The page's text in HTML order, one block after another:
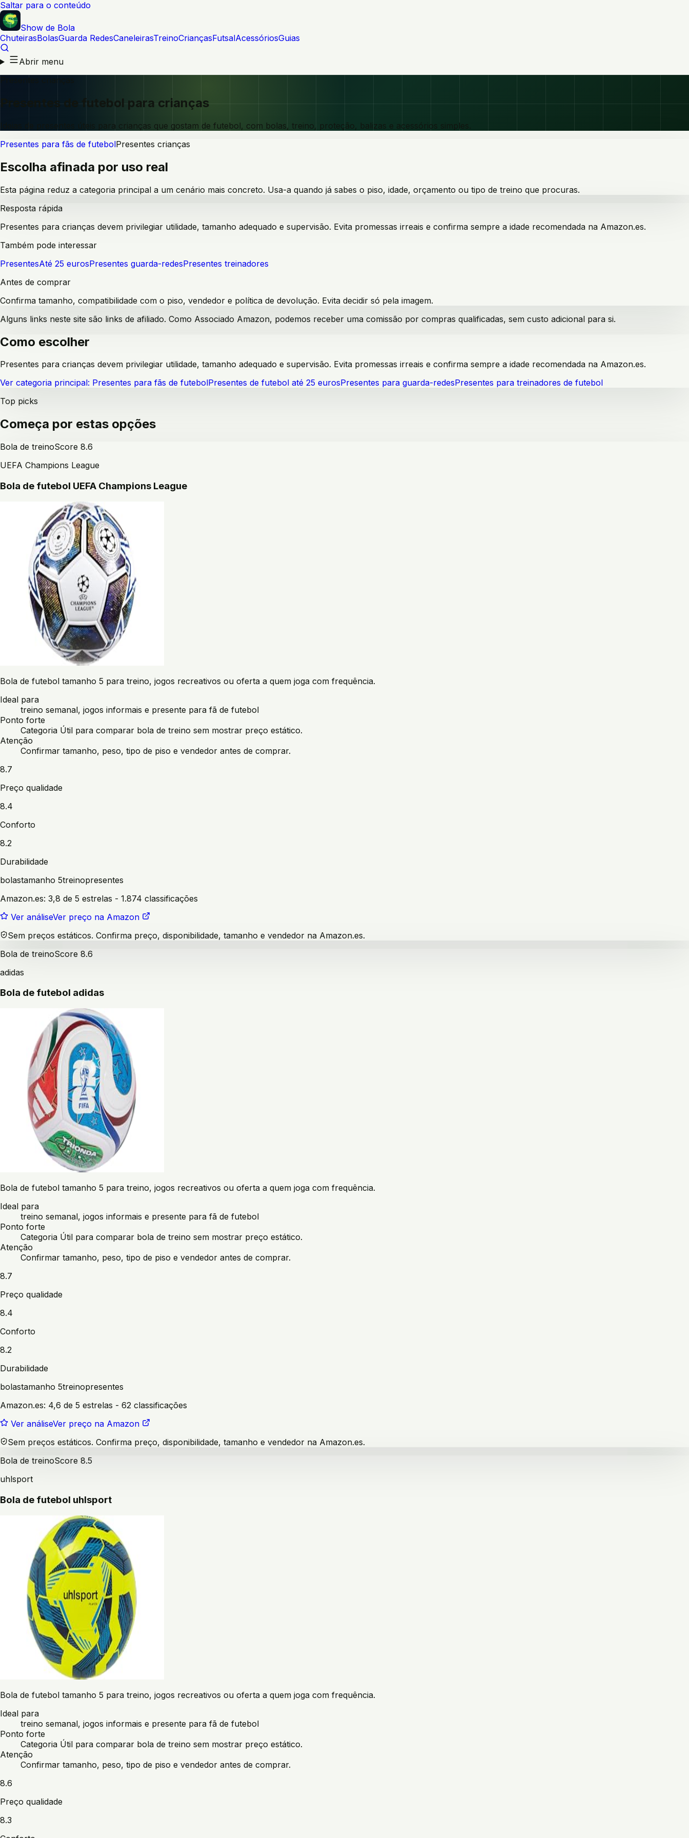
Saltar para o conteúdo
Show de Bola
ChuteirasBolasGuarda RedesCaneleirasTreinoCriançasFutsalAcessóriosGuias
Abrir menu
Presentes crianças
Presentes de futebol para crianças
Ideias de presentes úteis para crianças que gostam de futebol, com bolas, treino, proteção, balizas e acessórios simples.
Presentes para fãs de futebolPresentes crianças
Escolha afinada por uso real
Esta página reduz a categoria principal a um cenário mais concreto. Usa-a quando já sabes o piso, idade, orçamento ou tipo de treino que procuras.
Resposta rápida
Presentes para crianças devem privilegiar utilidade, tamanho adequado e supervisão. Evita promessas irreais e confirma sempre a idade recomendada na Amazon.es.
Também pode interessar
PresentesAté 25 eurosPresentes guarda-redesPresentes treinadores
Antes de comprar
Confirma tamanho, compatibilidade com o piso, vendedor e política de devolução. Evita decidir só pela imagem.
Alguns links neste site são links de afiliado. Como Associado Amazon, podemos receber uma comissão por compras qualificadas, sem custo adicional para si.
Como escolher
Presentes para crianças devem privilegiar utilidade, tamanho adequado e supervisão. Evita promessas irreais e confirma sempre a idade recomendada na Amazon.es.
Ver categoria principal: Presentes para fãs de futebolPresentes de futebol até 25 eurosPresentes para guarda-redesPresentes para treinadores de futebol
Top picks
Começa por estas opções
Bola de treinoScore 8.6
UEFA Champions League
Bola de futebol UEFA Champions League
Bola de futebol tamanho 5 para treino, jogos recreativos ou oferta a quem joga com frequência.
Ideal para
treino semanal, jogos informais e presente para fã de futebol
Ponto forte
Categoria Útil para comparar bola de treino sem mostrar preço estático.
Atenção
Confirmar tamanho, peso, tipo de piso e vendedor antes de comprar.
8.7
Preço qualidade
8.4
Conforto
8.2
Durabilidade
bolastamanho 5treinopresentes
Amazon.es: 3,8 de 5 estrelas - 1.874 classificações
Ver análiseVer preço na Amazon
Sem preços estáticos. Confirma preço, disponibilidade, tamanho e vendedor na Amazon.es.
Bola de treinoScore 8.6
adidas
Bola de futebol adidas
Bola de futebol tamanho 5 para treino, jogos recreativos ou oferta a quem joga com frequência.
Ideal para
treino semanal, jogos informais e presente para fã de futebol
Ponto forte
Categoria Útil para comparar bola de treino sem mostrar preço estático.
Atenção
Confirmar tamanho, peso, tipo de piso e vendedor antes de comprar.
8.7
Preço qualidade
8.4
Conforto
8.2
Durabilidade
bolastamanho 5treinopresentes
Amazon.es: 4,6 de 5 estrelas - 62 classificações
Ver análiseVer preço na Amazon
Sem preços estáticos. Confirma preço, disponibilidade, tamanho e vendedor na Amazon.es.
Bola de treinoScore 8.5
uhlsport
Bola de futebol uhlsport
Bola de futebol tamanho 5 para treino, jogos recreativos ou oferta a quem joga com frequência.
Ideal para
treino semanal, jogos informais e presente para fã de futebol
Ponto forte
Categoria Útil para comparar bola de treino sem mostrar preço estático.
Atenção
Confirmar tamanho, peso, tipo de piso e vendedor antes de comprar.
8.6
Preço qualidade
8.3